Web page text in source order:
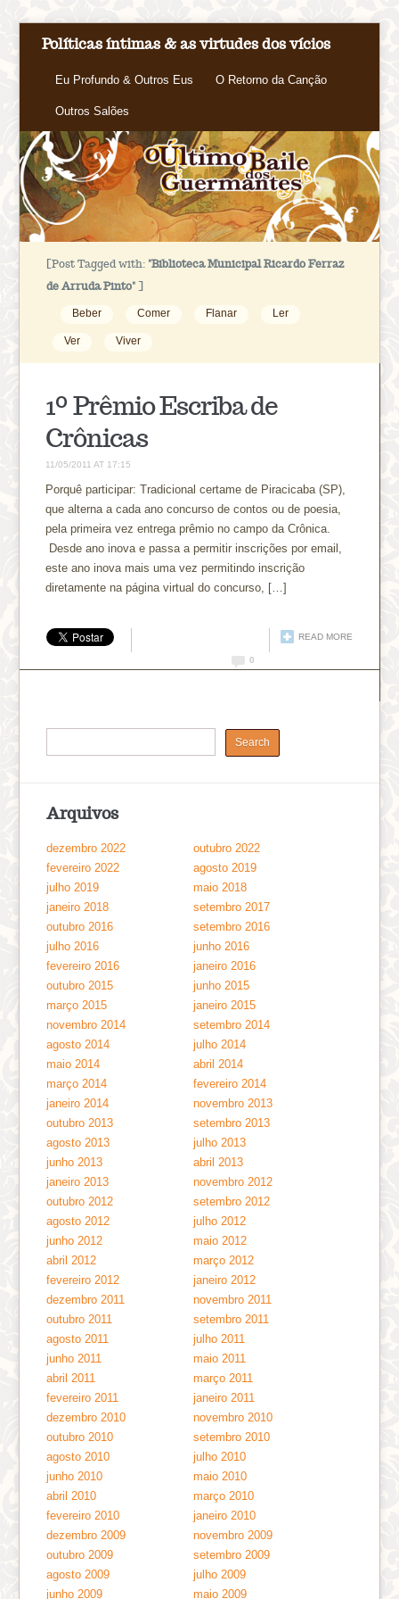
Políticas íntimas & as virtudes dos vícios
Eu Profundo & Outros Eus O Retorno da Canção
Outros Salões
[Post Tagged with: "Biblioteca Municipal Ricardo Ferraz
de Arruda Pinto" ]
Beber Comer Flanar Ler
Ver Viver
1º Prêmio Escriba de
Crônicas
11/05/2011 AT 17:15
Porquê participar: Tradicional certame de Piracicaba (SP),
que alterna a cada ano concurso de contos ou de poesia,
pela primeira vez entrega prêmio no campo da Crônica.
Desde ano inova e passa a permitir inscrições por email,
este ano inova mais uma vez permitindo inscrição
diretamente na página virtual do concurso, […]
READ MORE
0
Arquivos
dezembro 2022
outubro 2022
fevereiro 2022
agosto 2019
julho 2019
maio 2018
janeiro 2018
setembro 2017
outubro 2016
setembro 2016
julho 2016
junho 2016
fevereiro 2016
janeiro 2016
outubro 2015
junho 2015
março 2015
janeiro 2015
novembro 2014
setembro 2014
agosto 2014
julho 2014
maio 2014
abril 2014
março 2014
fevereiro 2014
janeiro 2014
novembro 2013
outubro 2013
setembro 2013
agosto 2013
julho 2013
junho 2013
abril 2013
janeiro 2013
novembro 2012
outubro 2012
setembro 2012
agosto 2012
julho 2012
junho 2012
maio 2012
abril 2012
março 2012
fevereiro 2012
janeiro 2012
dezembro 2011
novembro 2011
outubro 2011
setembro 2011
agosto 2011
julho 2011
junho 2011
maio 2011
abril 2011
março 2011
fevereiro 2011
janeiro 2011
dezembro 2010
novembro 2010
outubro 2010
setembro 2010
agosto 2010
julho 2010
junho 2010
maio 2010
abril 2010
março 2010
fevereiro 2010
janeiro 2010
dezembro 2009
novembro 2009
outubro 2009
setembro 2009
agosto 2009
julho 2009
junho 2009
maio 2009